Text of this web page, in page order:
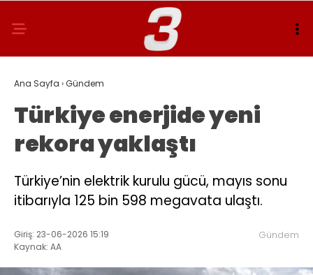
Ana Sayfa ›Gündem
Türkiye enerjide yeni
rekora yaklaştı
Türkiye’nin elektrik kurulu gücü, mayıs sonu
itibarıyla 125 bin 598 megavata ulaştı.
Giriş: 23-06-2026 15:19
Kaynak: AA
Gündem